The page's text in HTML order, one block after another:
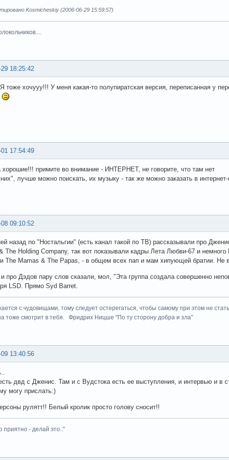
Kosmicheskiy (2006-06-29 15:59:57)
29 18:25:42
тоже хочууу!!! У меня какая-то полупиратская версия, переписанная у
01 17:54:49
хорошие!!! примите во внимание - ИНТЕРНЕТ, не говорите, что там нет
лучше можно поискать, их музыку - так же можно заказать в
08 09:10:52
назад по "Ностальгии" (есть канал такой по ТВ) рассказывали про
The Holding Company, так вот показывали кадры Лета Любви-67 и
The Mamas & The Papas, - в общем всех пап и мам хипующей братии. Не
про Дэдов пару слов сказали, мол, "Эта группа создала совершенно
LSD. Прямо Syd Barret.
с чудовищами, тому следует остерегаться, чтобы самому при этом не
тоже смотрит в тебя. Фридрих Ницше "По ту сторону добра и зла"
09 13:40:56
двд с Дженис. Там и с Вудстока есть ее выступления, и интервью и в
могу прислать:)
рулятт!! Белый кролик просто голову сносит!!
приятно - делай это.."